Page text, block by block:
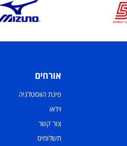
אורחים
פינת הווסטלגיה
וידאו
צור קשר
תשלומים